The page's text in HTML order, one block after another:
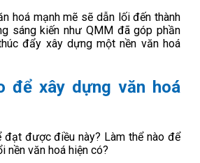
hoá mạnh mẽ sẽ dẫn lối đến thành
sáng kiến như QMM đã góp phần
đẩy xây dựng một nền văn hoá
để xây dựng văn hoá
đạt được điều này? Làm thể nào để
nền văn hoá hiện có?